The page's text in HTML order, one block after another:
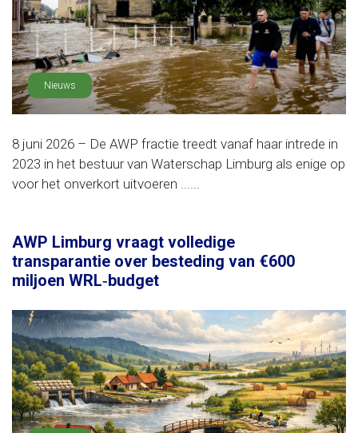
Nieuws
8 juni 2026 – De AWP fractie treedt vanaf haar intrede in
2023 in het bestuur van Waterschap Limburg als enige op
voor het onverkort uitvoeren ......
AWP Limburg vraagt volledige
transparantie over besteding van €600
miljoen WRL‑budget